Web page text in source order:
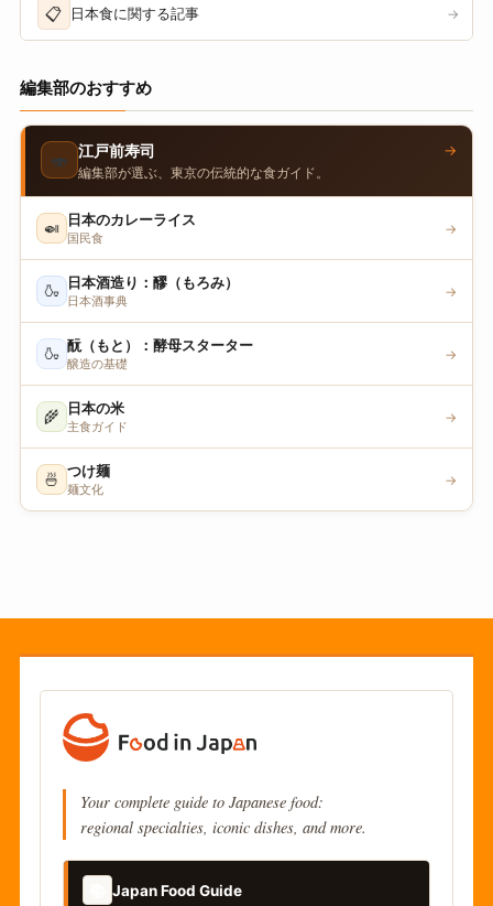
📋 日本食に関する記事 →
編集部のおすすめ
🍣 江戸前寿司
編集部が選ぶ、東京の伝統的な食ガイド。
→
🍛 日本のカレーライス
国民食
→
🍶 日本酒造り：醪（もろみ）
日本酒事典
→
🍶 酛（もと）：酵母スターター
醸造の基礎
→
🌾 日本の米
主食ガイド
→
🍜 つけ麺
麺文化
→
Your complete guide to Japanese food:
regional specialties, iconic dishes, and more.
Japan Food Guide